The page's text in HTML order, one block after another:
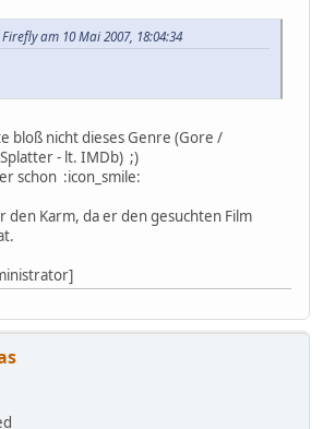
am 10 Mai 2007, 18:04:34
bloß nicht dieses Genre (Gore /
- lt. IMDb) ;)
schon :icon_smile:
den Karm, da er den gesuchten Film